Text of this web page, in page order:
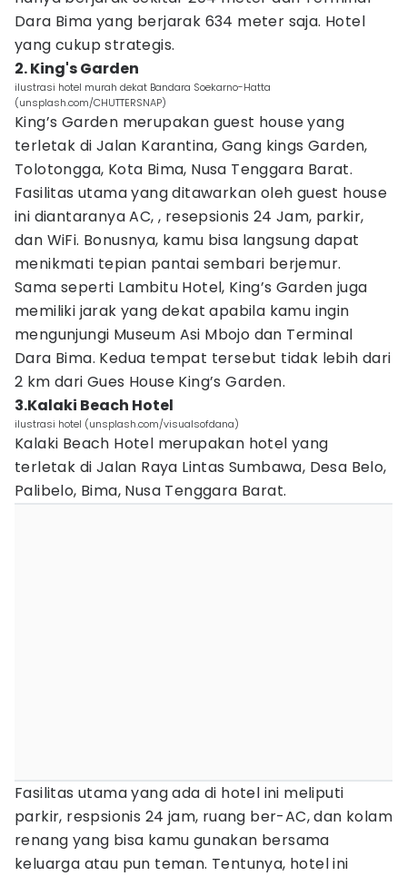
Dara Bima yang berjarak 634 meter saja. Hotel
yang cukup strategis.
2. King's Garden
ilustrasi hotel murah dekat Bandara Soekarno-Hatta
(unsplash.com/CHUTTERSNAP)
King’s Garden merupakan guest house yang
terletak di Jalan Karantina, Gang kings Garden,
Tolotongga, Kota Bima, Nusa Tenggara Barat.
Fasilitas utama yang ditawarkan oleh guest house
ini diantaranya AC, , resepsionis 24 Jam, parkir,
dan WiFi. Bonusnya, kamu bisa langsung dapat
menikmati tepian pantai sembari berjemur.
Sama seperti Lambitu Hotel, King’s Garden juga
memiliki jarak yang dekat apabila kamu ingin
mengunjungi Museum Asi Mbojo dan Terminal
Dara Bima. Kedua tempat tersebut tidak lebih dari
2 km dari Gues House King’s Garden.
3.Kalaki Beach Hotel
ilustrasi hotel (unsplash.com/visualsofdana)
Kalaki Beach Hotel merupakan hotel yang
terletak di Jalan Raya Lintas Sumbawa, Desa Belo,
Palibelo, Bima, Nusa Tenggara Barat.
Fasilitas utama yang ada di hotel ini meliputi
parkir, respsionis 24 jam, ruang ber-AC, dan kolam
renang yang bisa kamu gunakan bersama
keluarga atau pun teman. Tentunya, hotel ini